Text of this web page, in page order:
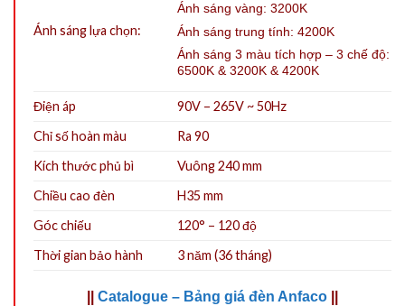
Ánh sáng lựa chọn:
Ánh sáng vàng: 3200K
Ánh sáng trung tính: 4200K
Ánh sáng 3 màu tích hợp – 3 chế độ:
6500K & 3200K & 4200K
Điện áp
90V – 265V ~ 50Hz
Chỉ số hoàn màu
Ra 90
Kích thước phủ bì
Vuông 240 mm
Chiều cao đèn
H35 mm
Góc chiếu
120° – 120 độ
Thời gian bảo hành
3 năm (36 tháng)
Catalogue – Bảng giá đèn Anfaco